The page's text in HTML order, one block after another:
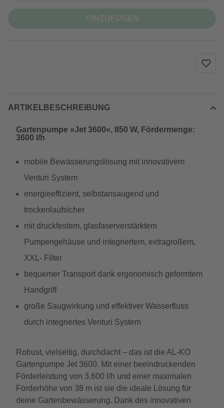
ARTIKELBESCHREIBUNG
Gartenpumpe »Jet 3600«, 850 W, Fördermenge:
3600 l/h
mobile Bewässerungslösung mit innovativem
Venturi System
energieeffizient, selbstansaugend und
trockenlaufsicher
mit druckfestem, glasfaserverstärktem
Pumpengehäuse und integriertem, extragroßem,
XXL- Filter
bequemer Transport dank ergonomisch geformtem
Handgriff
große Saugwirkung und effektiver Wasserfluss
durch integriertes Venturi System
Robust, vielseitig, durchdacht – das ist die AL-KO
Gartenpumpe Jet 3600. Mit einer beeindruckenden
Förderleistung von 3.600 l/h und einer maximalen
Förderhöhe von 38 m ist sie die ideale Lösung für
deine Gartenbewässerung. Dank des innovativen